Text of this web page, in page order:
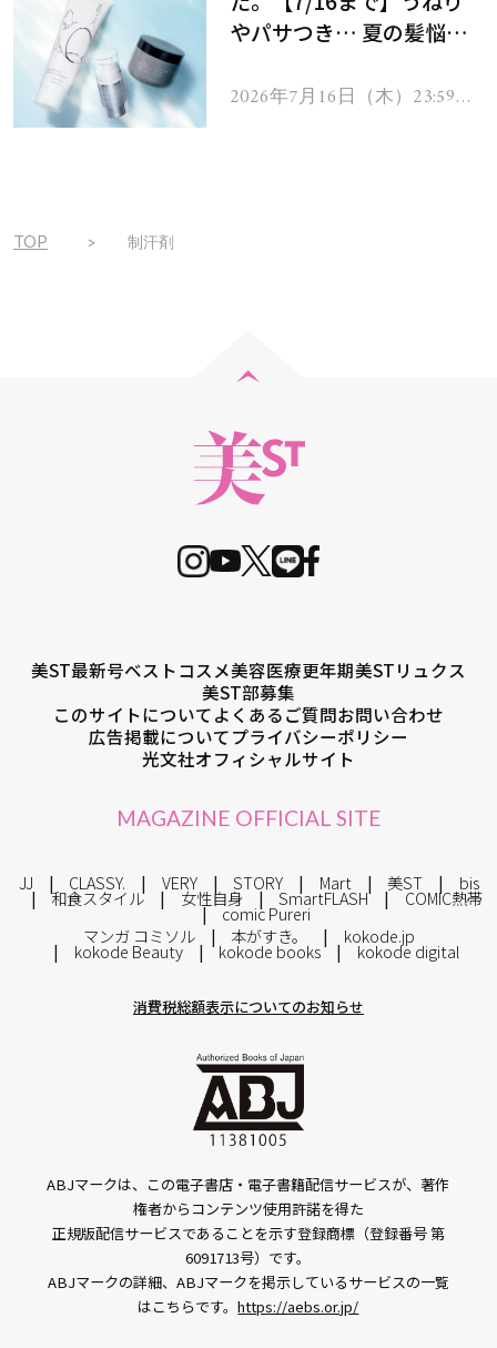
やパサつき… 夏の髪悩み
ムを13名様にプレゼン
2026年7月16日（木）23:59ま
TOP 制汗剤
美ST最新号ベストコスメ美容医療更年期美STリュクス
美ST部募集
このサイトについてよくあるご質問お問い合わせ
広告掲載についてプライバシーポリシー
光文社オフィシャルサイト
MAGAZINE OFFICIAL SITE
JJ CLASSY. VERY STORY Mart 美ST bis
和食スタイル 女性自身 SmartFLASH COMIC熱帯
comic Pureri
マンガ コミソル
本がすき。 kokode.jp
kokode Beauty kokode books kokode digital
消費税総額表示についてのお知らせ
ABJマークは、この電子書店・電子書籍配信サービスが、著作
権者からコンテンツ使用許諾を得た
正規版配信サービスであることを示す登録商標（登録番号 第
6091713号）です。
ABJマークの詳細、ABJマークを掲示しているサービスの一覧
はこちらです。https://aebs.or.jp/